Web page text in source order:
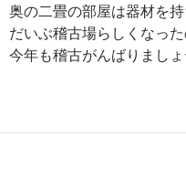
奥の二畳の部屋は器材を
だいぶ稽古場らしくなっ
今年も稽古がんばりましょ